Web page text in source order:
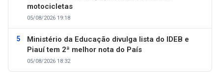
motocicletas
05/08/2026 19:18
Ministério da Educação divulga lista do IDEB e
Piauí tem 2ª melhor nota do País
05/08/2026 18:32